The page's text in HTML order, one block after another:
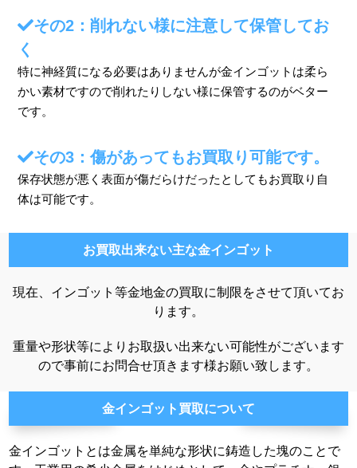
その2：削れない様に注意して保管してお
く
特に神経質になる必要はありませんが金インゴットは柔ら
かい素材ですので削れたりしない様に保管するのがベター
です。
その3：傷があってもお買取り可能です。
保存状態が悪く表面が傷だらけだったとしてもお買取り自
体は可能です。
お買取出来ない主な金インゴット
現在、インゴット等金地金の買取に制限をさせて頂いてお
ります。
重量や形状等によりお取扱い出来ない可能性がございます
ので事前にお問合せ頂きます様お願い致します。
金インゴット買取について
金インゴットとは金属を単純な形状に鋳造した塊のことで